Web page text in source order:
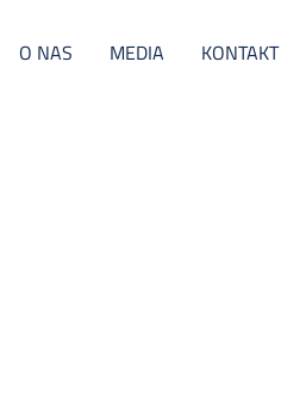
O NAS MEDIA KONTAKT